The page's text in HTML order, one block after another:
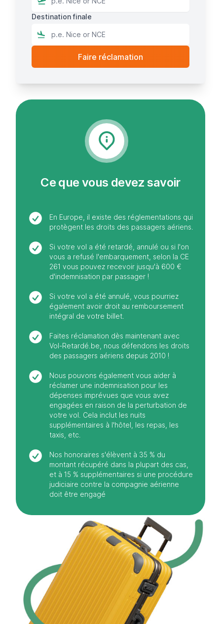
Destination finale
Ce que vous devez savoir
En Europe, il existe des réglementations qui
protègent les droits des passagers aériens.
Si votre vol a été retardé, annulé ou si l'on
vous a refusé l'embarquement, selon la CE
261 vous pouvez recevoir jusqu'à 600 €
d'indemnisation par passager !
Si votre vol a été annulé, vous pourriez
également avoir droit au remboursement
intégral de votre billet.
Faites réclamation dès maintenant avec
Vol-Retardé.be, nous défendons les droits
des passagers aériens depuis 2010 !
Nous pouvons également vous aider à
réclamer une indemnisation pour les
dépenses imprévues que vous avez
engagées en raison de la perturbation de
votre vol. Cela inclut les nuits
supplémentaires à l'hôtel, les repas, les
taxis, etc.
Nos honoraires s'élèvent à 35 % du
montant récupéré dans la plupart des cas,
et à 15 % supplémentaires si une procédure
judiciaire contre la compagnie aérienne
doit être engagé